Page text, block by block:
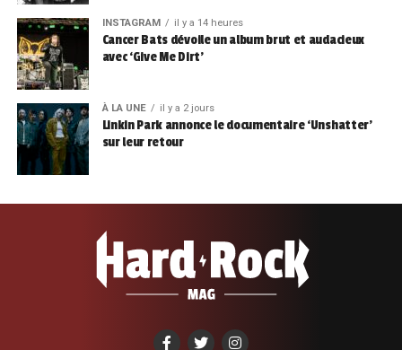
INSTAGRAM il y a 14 heures
Cancer Bats dévoile un album brut et audacieux
avec ‘Give Me Dirt’
À LA UNE il y a 2 jours
Linkin Park annonce le documentaire ‘Unshatter’
sur leur retour